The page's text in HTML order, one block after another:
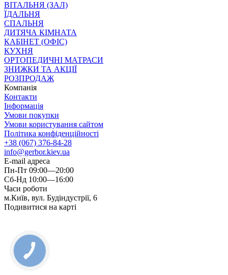
ВІТАЛЬНЯ (ЗАЛ)
ЇДАЛЬНЯ
СПАЛЬНЯ
ДИТЯЧА КІМНАТА
КАБІНЕТ (ОФІС)
КУХНЯ
ОРТОПЕДИЧНІ МАТРАСИ
ЗНИЖКИ ТА АКЦІЇ
РОЗПРОДАЖ
Компанія
Контакти
Інформація
Умови покупки
Умови користування сайтом
Політика конфіденційності
+38 (067) 376-84-28
info@gerbor.kiev.ua
E-mail адреса
Пн-Пт 09:00—20:00
Сб-Нд 10:00—16:00
Часи роботи
м.Київ, вул. Будіндустрії, 6
Подивитися на карті
КНОПКА
ЗВ'ЯЗКУ